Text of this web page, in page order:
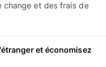
change et des frais de
et économisez